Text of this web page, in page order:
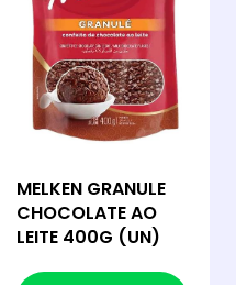
MELKEN GRANULE
CHOCOLATE AO
LEITE 400G (UN)